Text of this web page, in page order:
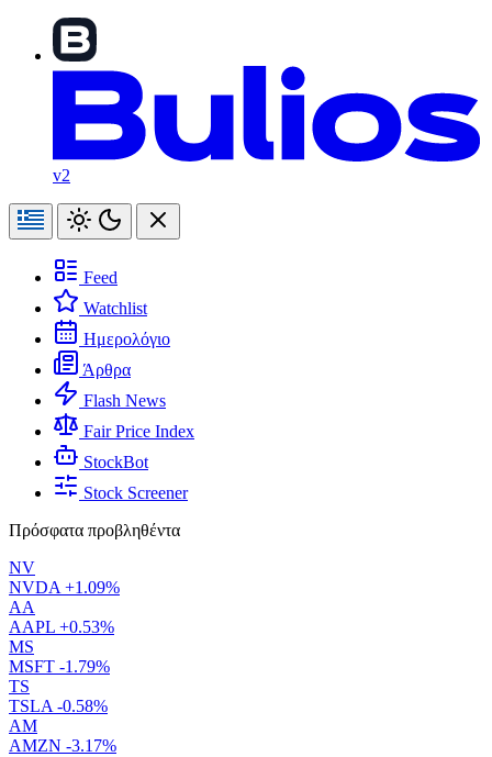
v2
Feed
Watchlist
Ημερολόγιο
Άρθρα
Flash News
Fair Price Index
StockBot
Stock Screener
Πρόσφατα προβληθέντα
NV
NVDA +1.09%
AA
AAPL +0.53%
MS
MSFT -1.79%
TS
TSLA -0.58%
AM
AMZN -3.17%